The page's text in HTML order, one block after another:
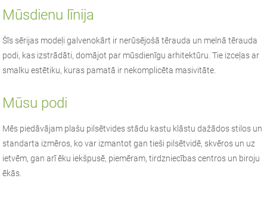
Mūsdienu līnija
Šīs sērijas modeļi galvenokārt ir nerūsējošā tērauda un melnā tērauda
podi, kas izstrādāti, domājot par mūsdienīgu arhitektūru. Tie izceļas ar
smalku estētiku, kuras pamatā ir nekomplicēta masivitāte.
Mūsu podi
Mēs piedāvājam plašu pilsētvides stādu kastu klāstu dažādos stilos un
standarta izmēros, ko var izmantot gan tieši pilsētvidē, skvēros un uz
ietvēm, gan arī ēku iekšpusē, piemēram, tirdzniecības centros un biroju
ēkās.